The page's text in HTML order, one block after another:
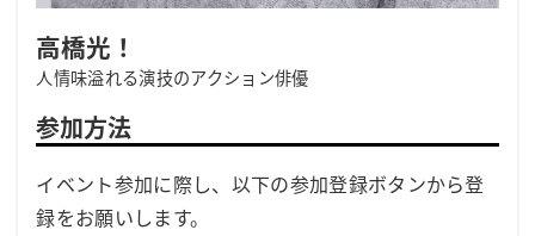
高橋光！
人情味溢れる演技のアクション俳優
参加方法
イベント参加に際し、以下の参加登録ボタンから登
録をお願いします。